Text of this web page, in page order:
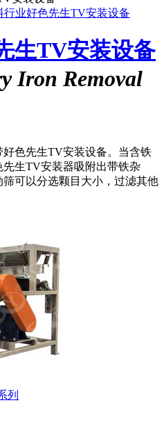
行业好色先生TV安装设备
生TV安装设备
Iron Removal
色先生TV安装设备。当含铁
生TV安装器吸附出带铁杂
可以分选颗目大小，过滤其他
列